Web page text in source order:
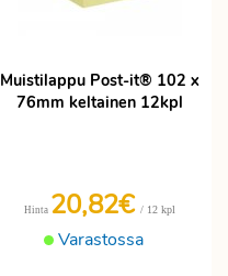
Muistilappu Post-it® 102 x
76mm keltainen 12kpl
Varastossa
Hinta 20,82€ / 12 kpl